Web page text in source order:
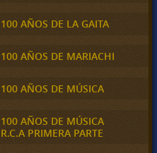
100 AÑOS DE LA GAITA
100 AÑOS DE MARIACHI
100 AÑOS DE MÚSICA
100 AÑOS DE MÚSICA
R.C.A PRIMERA PARTE